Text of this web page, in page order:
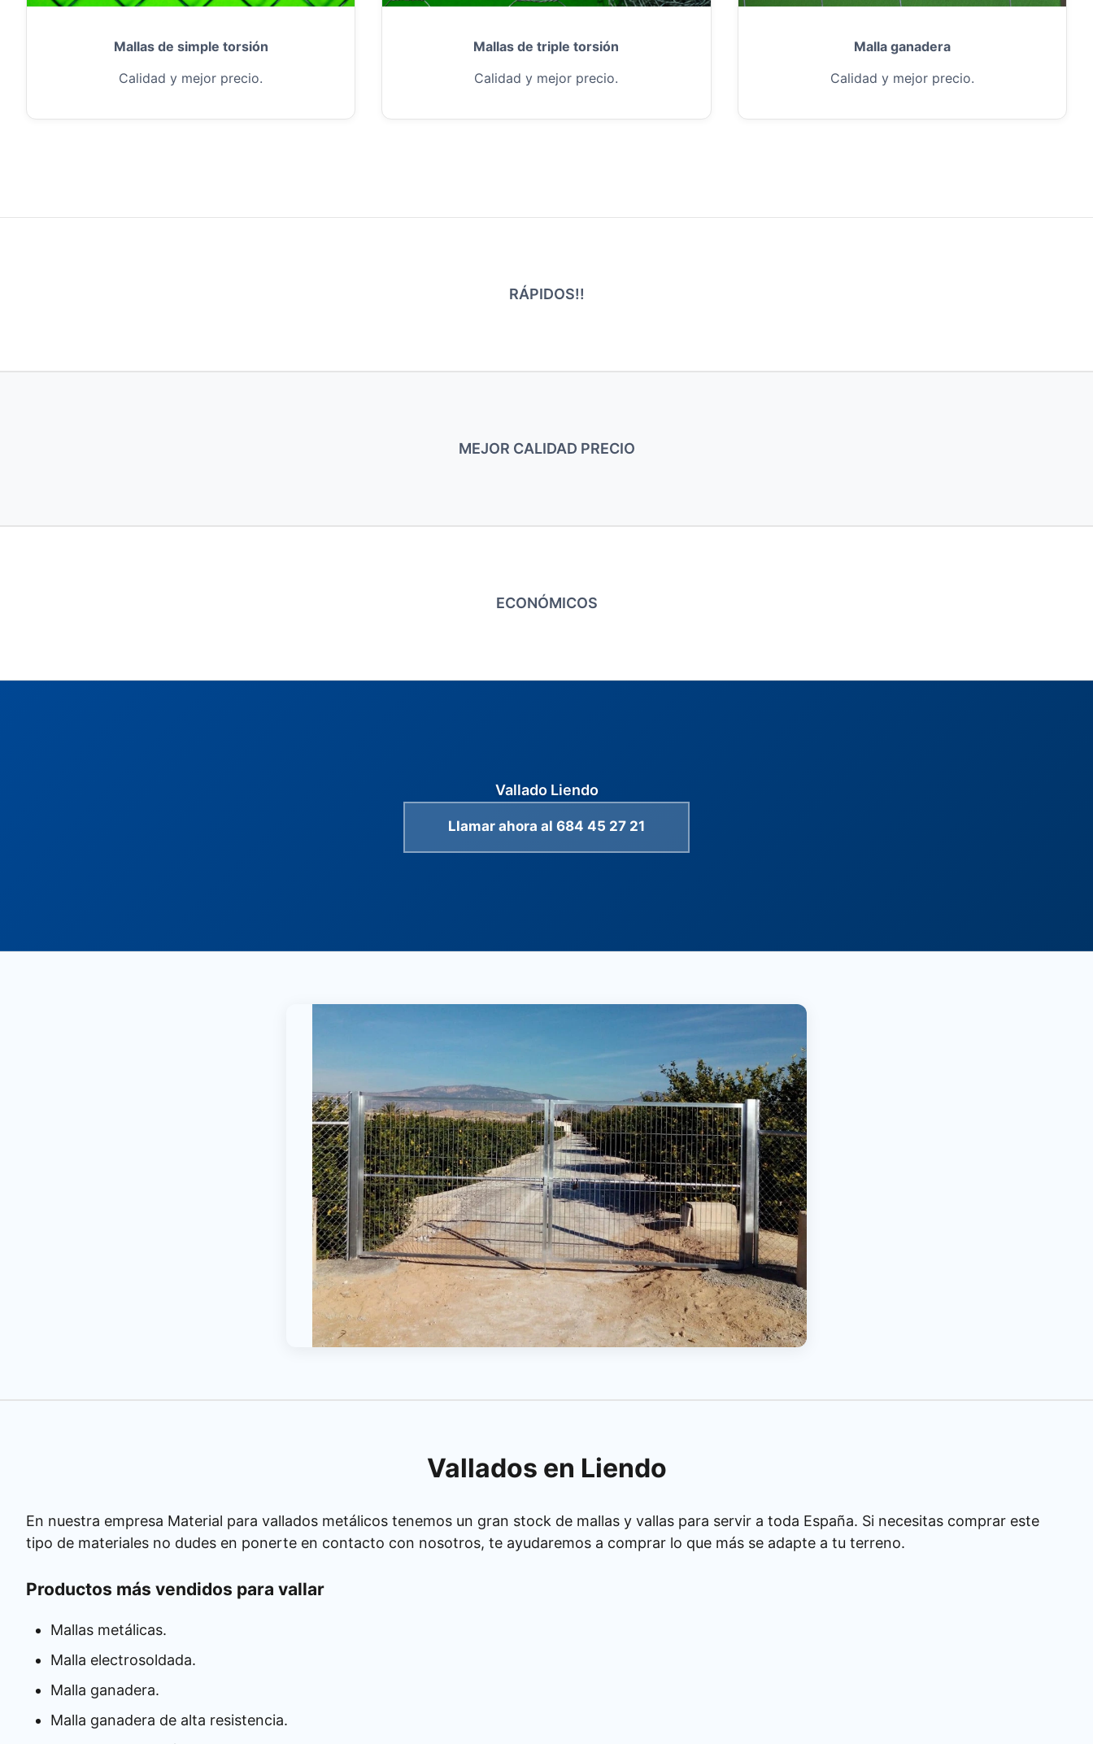
Mallas de simple torsión
Calidad y mejor precio.
Mallas de triple torsión
Calidad y mejor precio.
Malla ganadera
Calidad y mejor precio.
RÁPIDOS!!
MEJOR CALIDAD PRECIO
ECONÓMICOS
Vallado Liendo
Llamar ahora al 684 45 27 21
Vallados en Liendo
En nuestra empresa Material para vallados metálicos tenemos un gran stock de mallas y vallas para servir a toda España. Si necesitas comprar este
tipo de materiales no dudes en ponerte en contacto con nosotros, te ayudaremos a comprar lo que más se adapte a tu terreno.
Productos más vendidos para vallar
Mallas metálicas.
Malla electrosoldada.
Malla ganadera.
Malla ganadera de alta resistencia.